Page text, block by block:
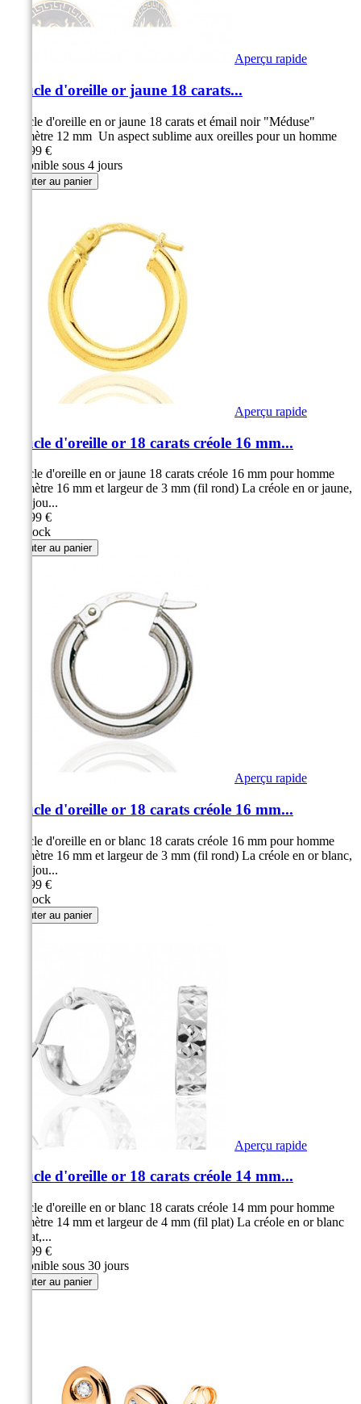
Aperçu rapide
Boucle d'oreille or jaune 18 carats...
Boucle d'oreille en or jaune 18 carats et émail noir "Méduse"
Diamètre 12 mm Un aspect sublime aux oreilles pour un homme
179,99 €
disponible sous 4 jours
Ajouter au panier
Aperçu rapide
Boucle d'oreille or 18 carats créole 16 mm...
Boucle d'oreille en or jaune 18 carats créole 16 mm pour homme
Diamètre 16 mm et largeur de 3 mm (fil rond) La créole en or jaune,
un bijou...
189,99 €
En stock
Ajouter au panier
Aperçu rapide
Boucle d'oreille or 18 carats créole 16 mm...
Boucle d'oreille en or blanc 18 carats créole 16 mm pour homme
Diamètre 16 mm et largeur de 3 mm (fil rond) La créole en or blanc,
un bijou...
189,99 €
En stock
Ajouter au panier
Aperçu rapide
Boucle d'oreille or 18 carats créole 14 mm...
Boucle d'oreille en or blanc 18 carats créole 14 mm pour homme
Diamètre 14 mm et largeur de 4 mm (fil plat) La créole en or blanc
fil plat,...
189,99 €
disponible sous 30 jours
Ajouter au panier